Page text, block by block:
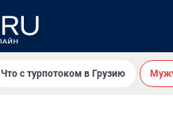
Что с турпотоком в Грузию